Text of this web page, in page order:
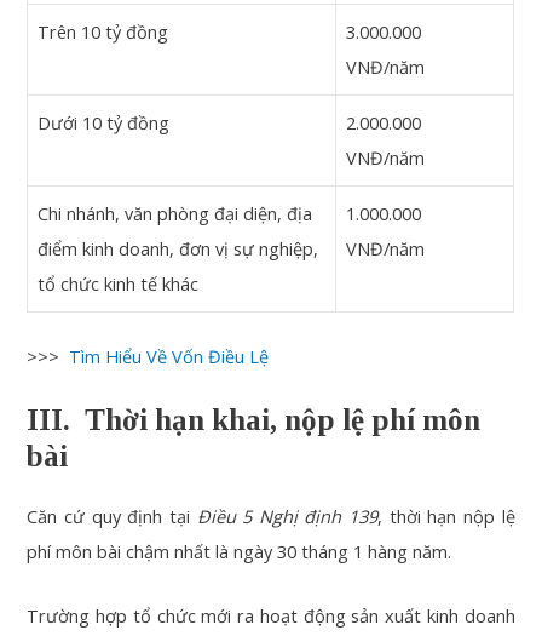
Trên 10 tỷ đồng
3.000.000
VNĐ/năm
Dưới 10 tỷ đồng
2.000.000
VNĐ/năm
Chi nhánh, văn phòng đại diện, địa
điểm kinh doanh, đơn vị sự nghiệp,
tổ chức kinh tế khác
1.000.000
VNĐ/năm
>>> Tìm Hiểu Về Vốn Điều Lệ
III. Thời hạn khai, nộp lệ phí môn
bài
Căn cứ quy định tại Điều 5 Nghị định 139, thời hạn nộp lệ
phí môn bài chậm nhất là ngày 30 tháng 1 hàng năm.
Trường hợp tổ chức mới ra hoạt động sản xuất kinh doanh